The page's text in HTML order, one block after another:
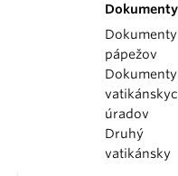
Dokumenty
Dokumenty
pápežov
Dokumenty
úradov
Druhý
vatikánsky